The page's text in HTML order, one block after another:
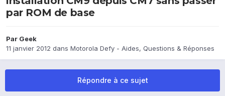
par ROM de base
Par Geek
11 janvier 2012 dans Motorola Defy - Aides, Questions & Réponses
Répondre à ce sujet